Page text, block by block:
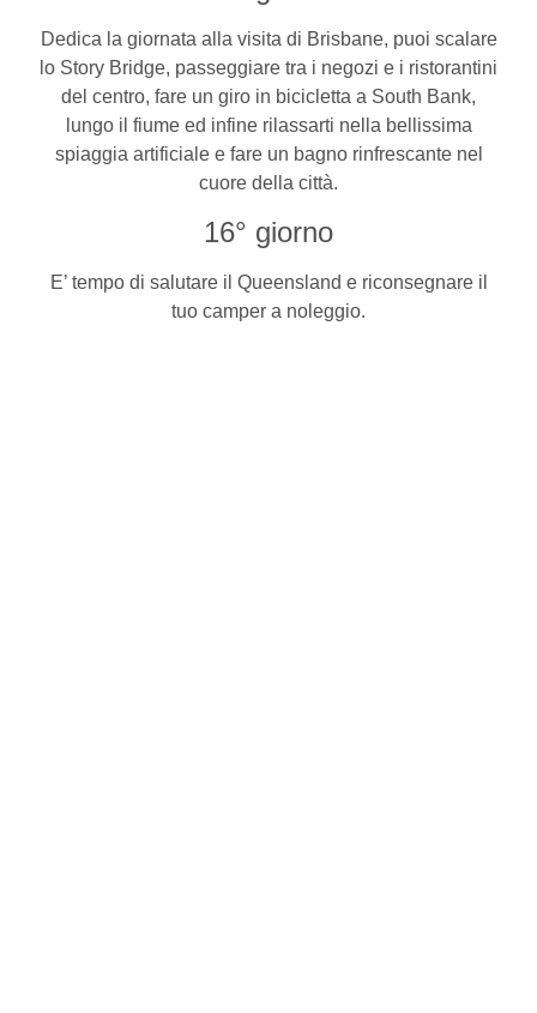
Dedica la giornata alla visita di Brisbane, puoi scalare
lo Story Bridge, passeggiare tra i negozi e i ristorantini
del centro, fare un giro in bicicletta a South Bank,
lungo il fiume ed infine rilassarti nella bellissima
spiaggia artificiale e fare un bagno rinfrescante nel
cuore della città.
16° giorno
E’ tempo di salutare il Queensland e riconsegnare il
tuo camper a noleggio.